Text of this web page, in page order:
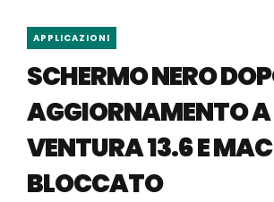
APPLICAZIONI
SCHERMO NERO
AGGIORNAMENTO
VENTURA 13.6 E MAC
BLOCCATO